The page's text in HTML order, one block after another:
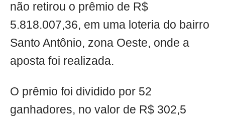
não retirou o prêmio de R$
5.818.007,36, em uma loteria do bairro
Santo Antônio, zona Oeste, onde a
aposta foi realizada.
O prêmio foi dividido por 52
ganhadores, no valor de R$ 302,5